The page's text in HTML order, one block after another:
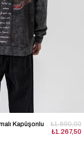
Kapüşonlu
₺1.267,50
₺1.690,00